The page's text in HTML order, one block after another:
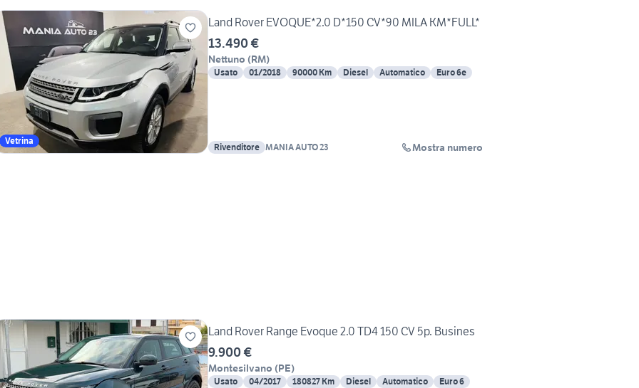
Vetrina
Land Rover EVOQUE*2.0 D*150 CV*90 MILA KM*FULL*
13.490 €
Nettuno (RM)
Usato 01/2018 90000 Km Diesel Automatico Euro 6e
Rivenditore MANIA AUTO 23 Mostra numero
Land Rover Range Evoque 2.0 TD4 150 CV 5p. Busines
9.900 €
Montesilvano (PE)
Usato 04/2017 180827 Km Diesel Automatico Euro 6